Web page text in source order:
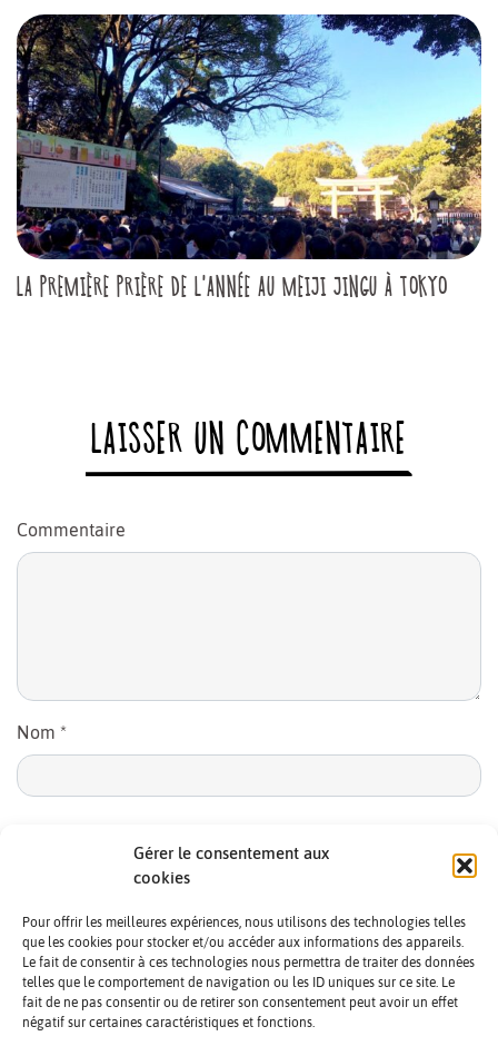
Gérer le consentement aux
cookies
Pour offrir les meilleures expériences, nous utilisons des technologies telles
que les cookies pour stocker et/ou accéder aux informations des appareils.
Le fait de consentir à ces technologies nous permettra de traiter des données
telles que le comportement de navigation ou les ID uniques sur ce site. Le
fait de ne pas consentir ou de retirer son consentement peut avoir un effet
négatif sur certaines caractéristiques et fonctions.
LA PREMIÈRE PRIÈRE DE L'ANNÉE AU MEIJI JINGU À TOKYO
LAISSER UN COMMENTAIRE
Commentaire
Nom *